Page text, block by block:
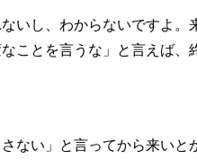
いし、わからないですよ。
ことを言うな」と言えば、
ない」と言ってから来いと